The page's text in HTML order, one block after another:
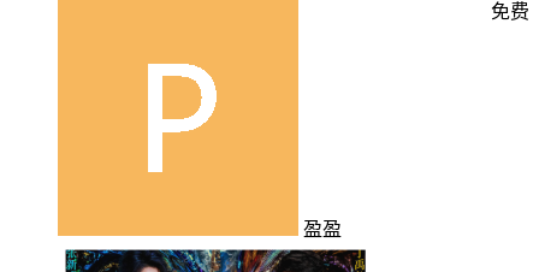
盈盈
免费